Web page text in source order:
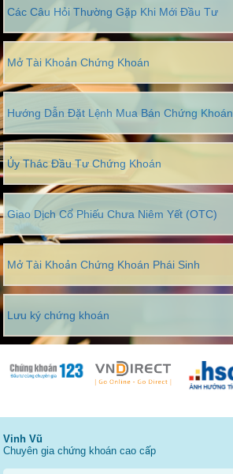
Các Câu Hỏi Thường Gặp Khi Mới Đầu Tư
Mở Tài Khoản Chứng Khoán
Hướng Dẫn Đặt Lệnh Mua Bán Chứng Khoán
Ủy Thác Đầu Tư Chứng Khoán
Giao Dịch Cổ Phiếu Chưa Niêm Yết (OTC)
Mở Tài Khoản Chứng Khoán Phái Sinh
Lưu ký chứng khoán
Vinh Vũ
Chuyên gia chứng khoán cao cấp